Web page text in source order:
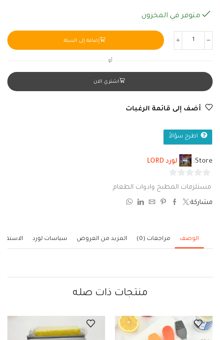
متوفر في المخزون
إضافة إلى السلة
أو
اشتري الان
أضف إلى قائمة الرغبات
اطرح سؤالاً
Store: لورد LORD
0
مستلزمات المطبخ وادوات الطعام
مشاركة:
الوصف مراجعات (0) المزيد من العروض سياسات لورد
منتجات ذات صله